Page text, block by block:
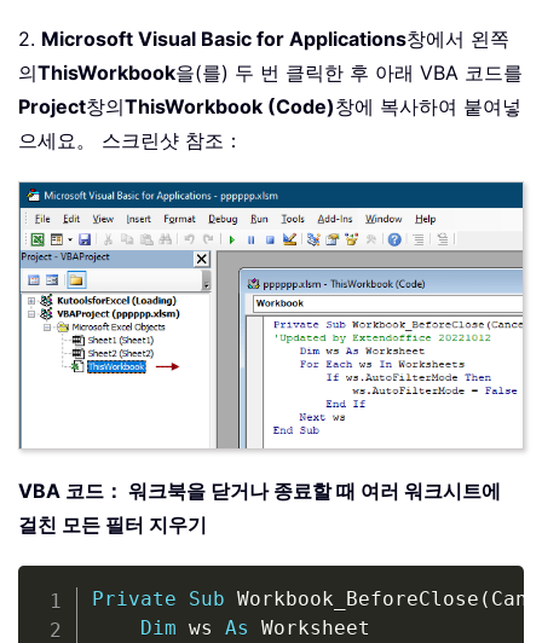
2. Microsoft Visual Basic for Applications창에서 왼쪽
의ThisWorkbook을(를) 두 번 클릭한 후 아래 VBA 코드를
Project창의ThisWorkbook (Code)창에 복사하여 붙여넣
으세요。 스크린샷 참조：
VBA 코드： 워크북을 닫거나 종료할 때 여러 워크시트에
걸친 모든 필터 지우기
Private Sub Workbook_BeforeClose (
Dim ws As Worksheet
Copy